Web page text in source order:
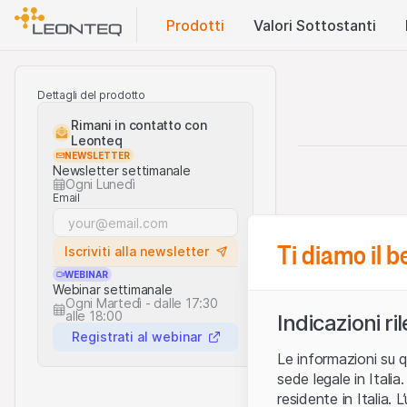
Prodotti Valori Sottostanti
Dettagli del prodotto
Rimani in contatto con
Leonteq
NEWSLETTER
Newsletter settimanale
Ogni Lunedì
Email
Iscriviti alla newsletter
WEBINAR
Webinar settimanale
Ogni Martedì - dalle 17:30
alle 18:00
Registrati al webinar
Ti diamo il
Indicazioni
Le informazioni su
sede legale in
residente in Italia.